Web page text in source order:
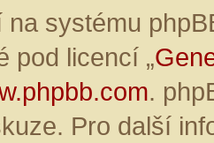
na systému
pod licencí „
.
Pro další